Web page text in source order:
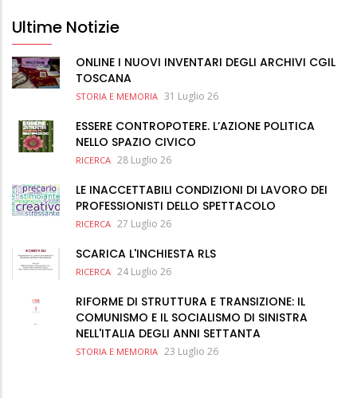
Ultime Notizie
ONLINE I NUOVI INVENTARI DEGLI ARCHIVI CGIL
TOSCANA
STORIA E MEMORIA 31 Luglio 26
ESSERE CONTROPOTERE. L’AZIONE POLITICA
NELLO SPAZIO CIVICO
RICERCA 28 Luglio 26
LE INACCETTABILI CONDIZIONI DI LAVORO DEI
PROFESSIONISTI DELLO SPETTACOLO
RICERCA 27 Luglio 26
SCARICA L'INCHIESTA RLS
RICERCA 24 Luglio 26
RIFORME DI STRUTTURA E TRANSIZIONE: IL
COMUNISMO E IL SOCIALISMO DI SINISTRA
NELL'ITALIA DEGLI ANNI SETTANTA
STORIA E MEMORIA 23 Luglio 26